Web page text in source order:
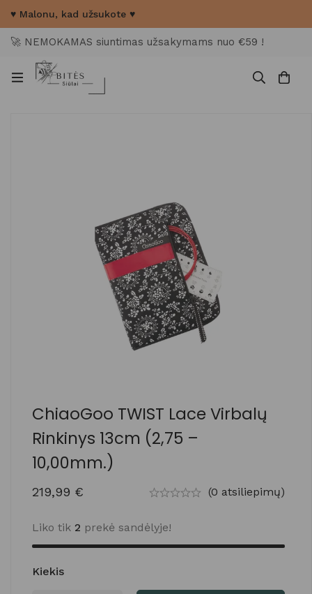
♥ Malonu, kad užsukote ♥
🚀 NEMOKAMAS siuntimas užsakymams nuo €59 !
ChiaoGoo TWIST Lace Virbalų
Rinkinys 13cm (2,75 –
10,00mm.)
219,99 € (0 atsiliepimų)
Liko tik 2 prekė sandėlyje!
Kiekis